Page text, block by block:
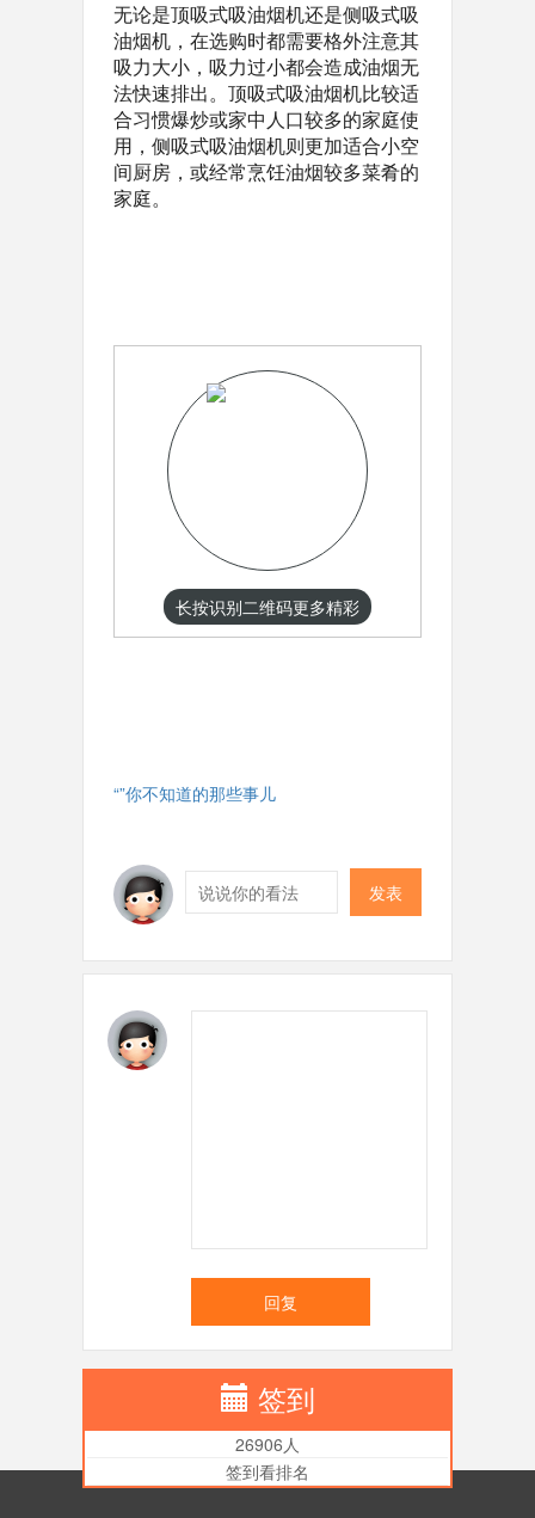
无论是顶吸式吸油烟机还是侧吸式吸
油烟机，在选购时都需要格外注意其
吸力大小，吸力过小都会造成油烟无
法快速排出。顶吸式吸油烟机比较适
合习惯爆炒或家中人口较多的家庭使
用，侧吸式吸油烟机则更加适合小空
间厨房，或经常烹饪油烟较多菜肴的
家庭。
长按识别二维码更多精彩
“”你不知道的那些事儿
发表
回复
签到
26906人
签到看排名